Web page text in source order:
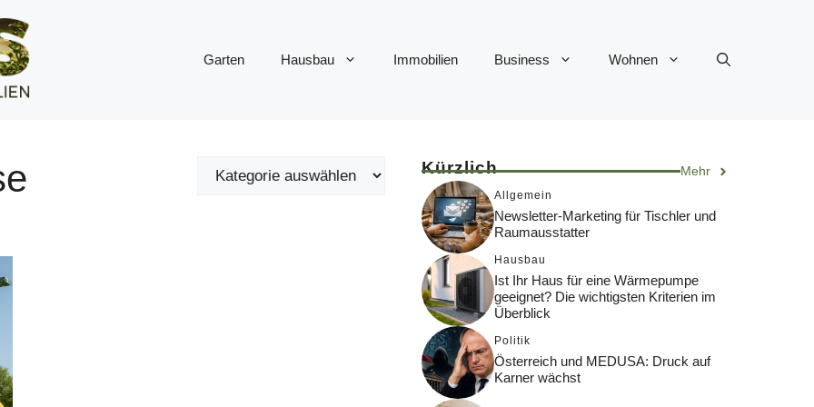
Garten Hausbau Immobilien Business Wohnen
Kürzlich Mehr
Allgemein
Newsletter-Marketing für Tischler und
Raumausstatter
Hausbau
Ist Ihr Haus für eine Wärmepumpe
geeignet? Die wichtigsten Kriterien im
Überblick
Politik
Österreich und MEDUSA: Druck auf
Karner wächst